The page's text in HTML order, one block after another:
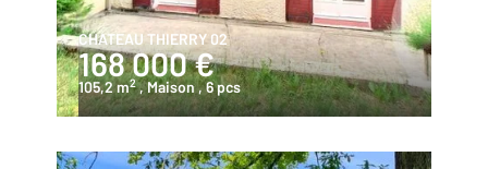
CHATEAU THIERRY 02
168 000 €
105,2 m2 , Maison, 6 pcs